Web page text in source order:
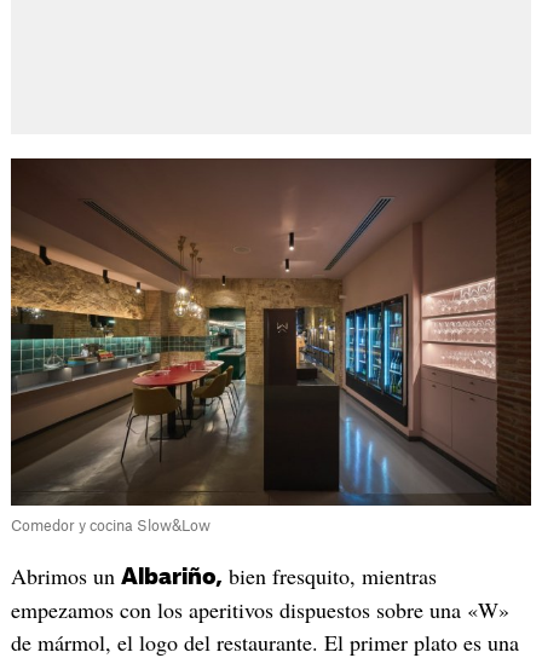
Comedor y cocina Slow&Low
Abrimos un Albariño, bien fresquito, mientras
empezamos con los aperitivos dispuestos sobre una «W»
de mármol, el logo del restaurante. El primer plato es una